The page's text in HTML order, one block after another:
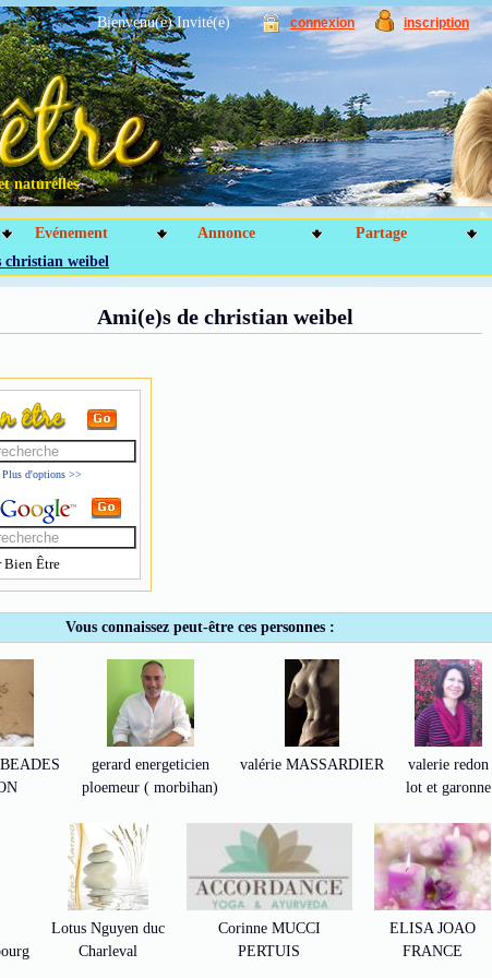
Bienvenu(e) Invité(e) connexion inscription
naturelles
Evénement Annonce Partage
christian weibel
Ami(e)s de christian weibel
Plus d'options >>
Bien Être
Vous connaissez peut-être ces personnes :
gerard energeticien
ploemeur ( morbihan)
valérie MASSARDIER
valerie redon
lot et garonne
Lotus Nguyen duc
Charleval
Corinne MUCCI
PERTUIS
ELISA JOAO
FRANCE